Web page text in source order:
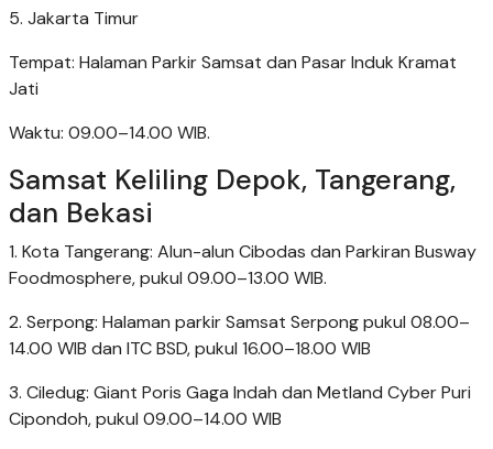
5. Jakarta Timur
Tempat: Halaman Parkir Samsat dan Pasar Induk Kramat
Jati
Waktu: 09.00–14.00 WIB.
Samsat Keliling Depok, Tangerang,
dan Bekasi
1. Kota Tangerang: Alun-alun Cibodas dan Parkiran Busway
Foodmosphere, pukul 09.00–13.00 WIB.
2. Serpong: Halaman parkir Samsat Serpong pukul 08.00–
14.00 WIB dan ITC BSD, pukul 16.00–18.00 WIB
3. Ciledug: Giant Poris Gaga Indah dan Metland Cyber Puri
Cipondoh, pukul 09.00–14.00 WIB